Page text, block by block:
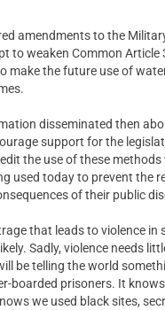
amendments to the
to weaken Common Article
make the future use of
disseminated then
support for the
the use of these
used today to prevent the
of their public
that leads to violence
Sadly, violence needs
be telling the world
boarded prisoners. It
we used black sites,